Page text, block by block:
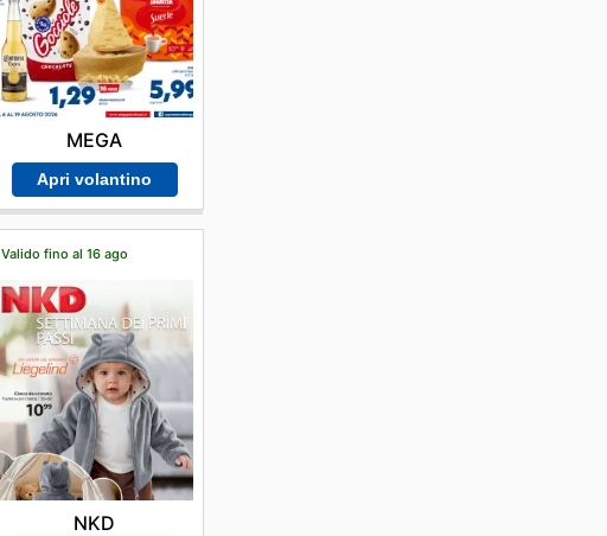
MEGA
Apri volantino
Valido fino al 16 ago
NKD